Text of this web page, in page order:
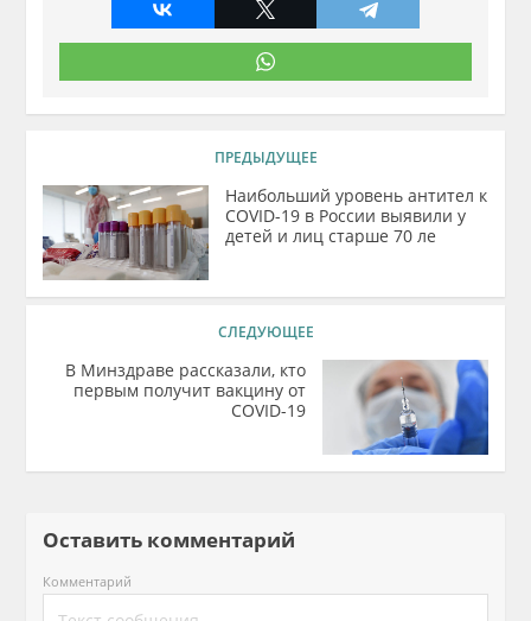
ПРЕДЫДУЩЕЕ
Наибольший уровень антител к
COVID-19 в России выявили у
детей и лиц старше 70 ле
СЛЕДУЮЩЕЕ
В Минздраве рассказали, кто
первым получит вакцину от
COVID-19
Оставить комментарий
Комментарий